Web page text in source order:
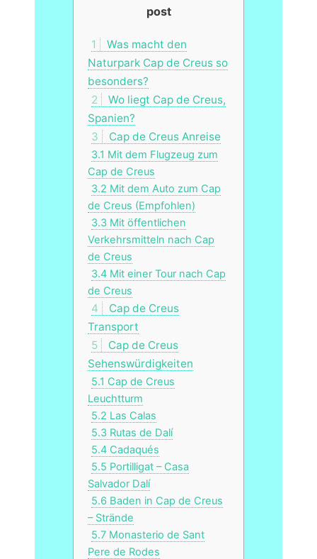
post
1
Was macht den
Naturpark Cap de Creus so
besonders?
2
Wo liegt Cap de Creus,
Spanien?
3
Cap de Creus Anreise
3.1 Mit dem Flugzeug zum
Cap de Creus
3.2 Mit dem Auto zum Cap
de Creus (Empfohlen)
3.3 Mit öffentlichen
Verkehrsmitteln nach Cap
de Creus
3.4 Mit einer Tour nach Cap
de Creus
4
Cap de Creus
Transport
5
Cap de Creus
Sehenswürdigkeiten
5.1 Cap de Creus
Leuchtturm
5.2 Las Calas
5.3 Rutas de Dalí
5.4 Cadaqués
5.5 Portilligat – Casa
Salvador Dalí
5.6 Baden in Cap de Creus
– Strände
5.7 Monasterio de Sant
Pere de Rodes